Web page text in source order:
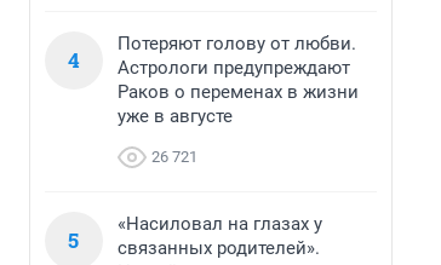
4
Потеряют голову от любви.
Астрологи предупреждают
Раков о переменах в жизни
уже в августе
26 721
5
«Насиловал на глазах у
связанных родителей».